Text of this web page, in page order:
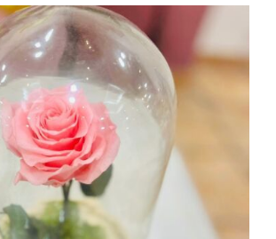
AÑADIR AL CARRITO